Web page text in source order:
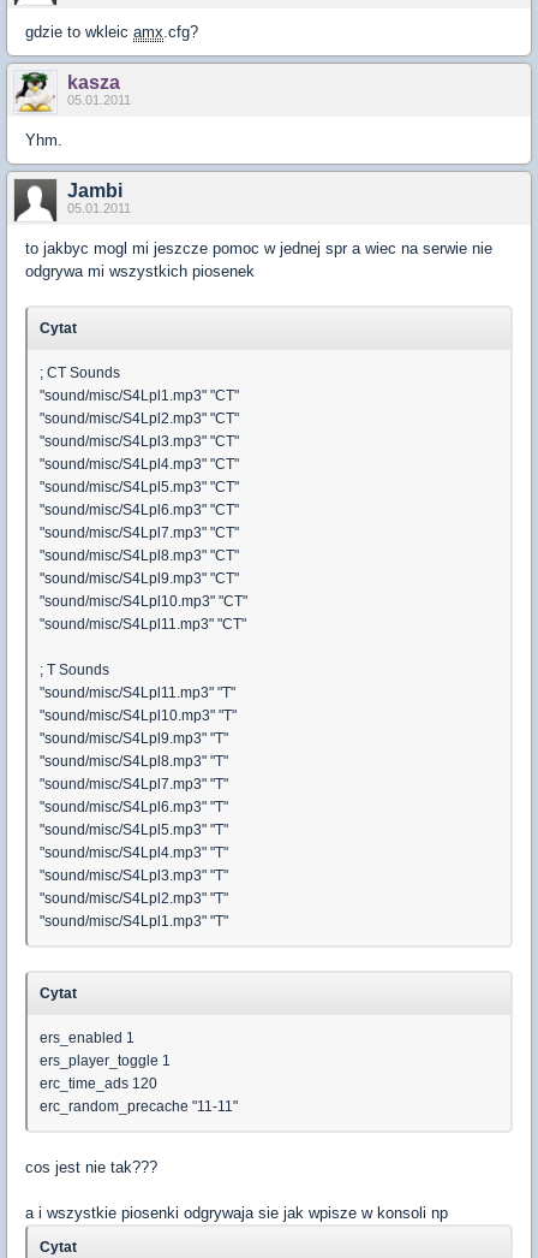
gdzie to wkleic amx.cfg?
kasza
05.01.2011
Yhm.
Jambi
05.01.2011
to jakbyc mogl mi jeszcze pomoc w jednej spr a wiec na serwie nie
odgrywa mi wszystkich piosenek
Cytat
; CT Sounds
"sound/misc/S4Lpl1.mp3" "CT"
"sound/misc/S4Lpl2.mp3" "CT"
"sound/misc/S4Lpl3.mp3" "CT"
"sound/misc/S4Lpl4.mp3" "CT"
"sound/misc/S4Lpl5.mp3" "CT"
"sound/misc/S4Lpl6.mp3" "CT"
"sound/misc/S4Lpl7.mp3" "CT"
"sound/misc/S4Lpl8.mp3" "CT"
"sound/misc/S4Lpl9.mp3" "CT"
"sound/misc/S4Lpl10.mp3" "CT"
"sound/misc/S4Lpl11.mp3" "CT"
; T Sounds
"sound/misc/S4Lpl11.mp3" "T"
"sound/misc/S4Lpl10.mp3" "T"
"sound/misc/S4Lpl9.mp3" "T"
"sound/misc/S4Lpl8.mp3" "T"
"sound/misc/S4Lpl7.mp3" "T"
"sound/misc/S4Lpl6.mp3" "T"
"sound/misc/S4Lpl5.mp3" "T"
"sound/misc/S4Lpl4.mp3" "T"
"sound/misc/S4Lpl3.mp3" "T"
"sound/misc/S4Lpl2.mp3" "T"
"sound/misc/S4Lpl1.mp3" "T"
Cytat
ers_enabled 1
ers_player_toggle 1
erc_time_ads 120
erc_random_precache "11-11"
cos jest nie tak???
a i wszystkie piosenki odgrywaja sie jak wpisze w konsoli np
Cytat